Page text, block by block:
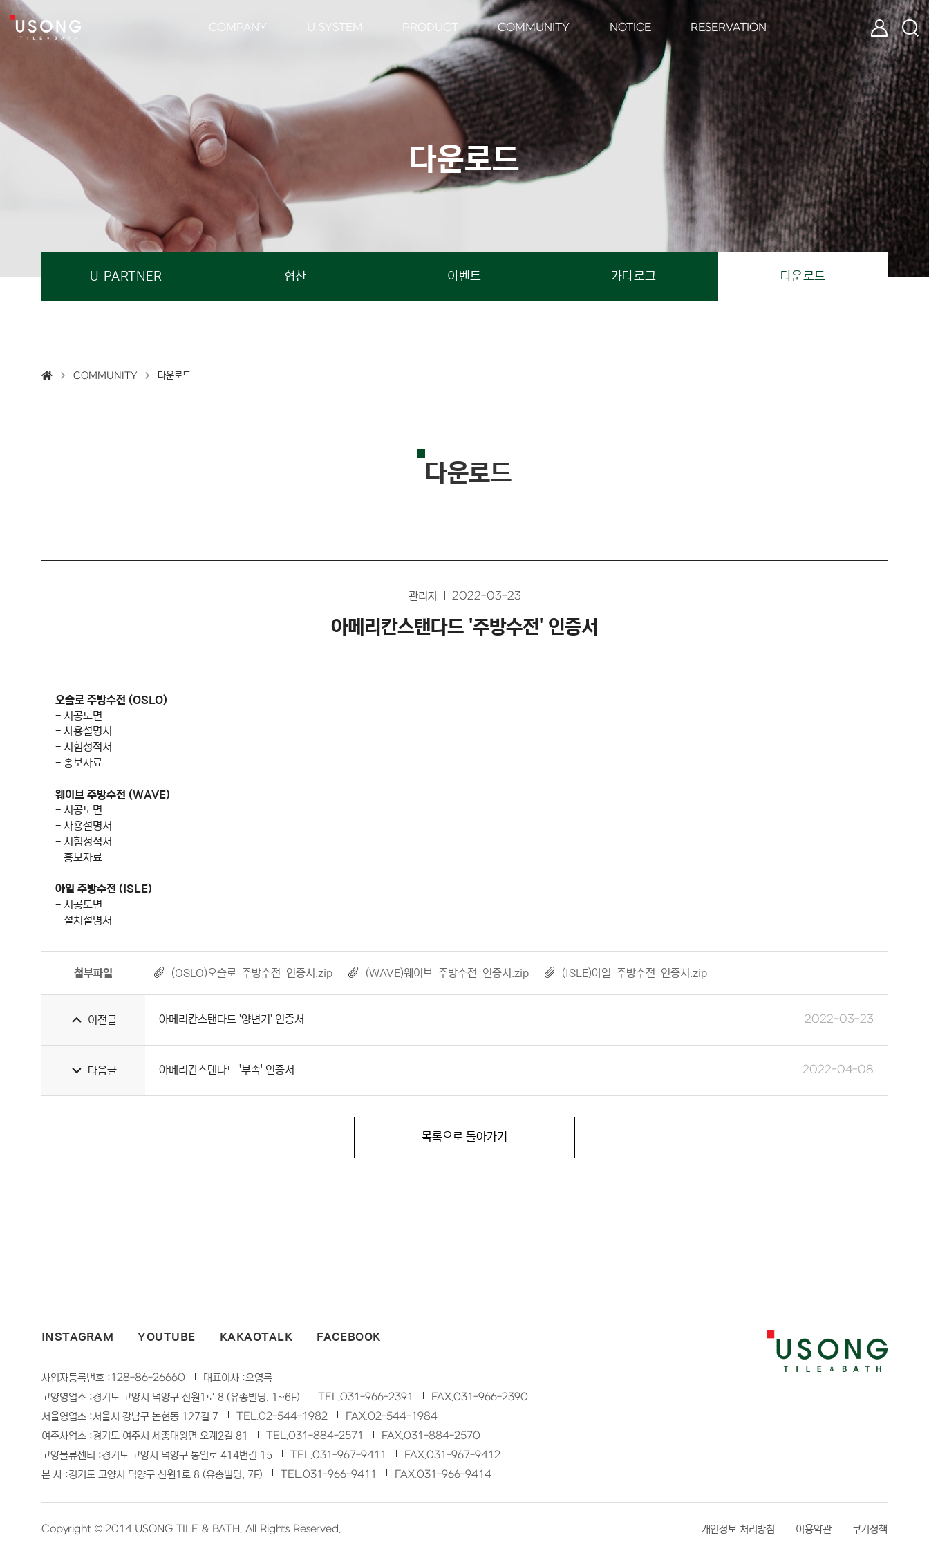
유송타일 & 바스
COMPANY
U SYSTEM PRODUCT COMMUNITY NOTICE RESERVATION
로그인검색
다운로드 | 유송타일&바스 욕실 인테리어 타일·자재 전문 유통
다운로드
U PARTNER 협찬 이벤트 카다로그 다운로드
COMMUNITY 다운로드
다운로드
관리자 2022-03-23
아메리칸스탠다드 '주방수전' 인증서
오슬로 주방수전 (OSLO)
- 시공도면
- 사용설명서
- 시험성적서
- 홍보자료
웨이브 주방수전 (WAVE)
- 시공도면
- 사용설명서
- 시험성적서
- 홍보자료
아일 주방수전 (ISLE)
- 시공도면
- 설치설명서
첨부파일 (OSLO)오슬로_주방수전_인증서.zip (WAVE)웨이브_주방수전_인증서.zip (ISLE)아일_주방수전_인증서.zip
이전글 아메리칸스탠다드 '양변기' 인증서 2022-03-23
다음글 아메리칸스탠다드 '부속' 인증서 2022-04-08
목록으로 돌아가기
INSTAGRAM YOUTUBE KAKAOTALK FACEBOOK
사업자등록번호 :128-86-26660 대표이사 :오영록
고양영업소 :경기도 고양시 덕양구 신원1로 8 (유송빌딩, 1~6F) TEL.031-966-2391 FAX.031-966-2390
서울영업소 :서울시 강남구 논현동 127길 7 TEL.02-544-1982 FAX.02-544-1984
여주사업소 :경기도 여주시 세종대왕면 오계2길 81 TEL.031-884-2571 FAX.031-884-2570
고양물류센터 :경기도 고양시 덕양구 통일로 414번길 15 TEL.031-967-9411 FAX.031-967-9412
본 사 :경기도 고양시 덕양구 신원1로 8 (유송빌딩, 7F) TEL.031-966-9411 FAX.031-966-9414
Copyright © 2014 USONG TILE & BATH. All Rights Reserved. 개인정보 처리방침 이용약관 쿠키정책